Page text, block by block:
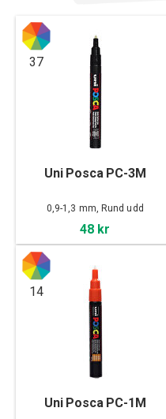
37
Uni Posca PC-3M
0,9-1,3 mm, Rund udd
48 kr
14
Uni Posca PC-1M